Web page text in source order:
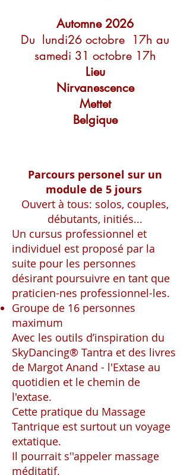
Automne 2026
Du lundi26 octobre 17h au
samedi 31 octobre 17h
Lieu
Nirvanescence
Mettet
Belgique
Parcours personel sur un
module de 5 jours
Ouvert à tous: solos, couples,
débutants, initiés...
Un cursus professionnel et
individuel est proposé par la
suite pour les personnes
désirant poursuivre en tant que
praticien-nes professionnel-les.
Groupe de 16 personnes
maximum
Avec les outils d’inspiration du
SkyDancing® Tantra et des livres
de Margot Anand - l'Extase au
quotidien et le chemin de
l'extase.
Cette pratique du Massage
Tantrique est surtout un voyage
extatique.
Il pourrait s''appeler massage
méditatif.